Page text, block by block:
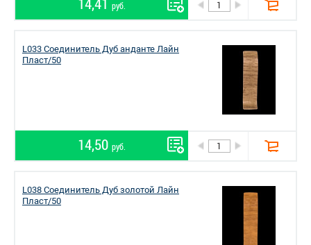
14,41 руб.
L033 Соединитель Дуб анданте Лайн
Пласт/50
14,50 руб.
L038 Соединитель Дуб золотой Лайн
Пласт/50